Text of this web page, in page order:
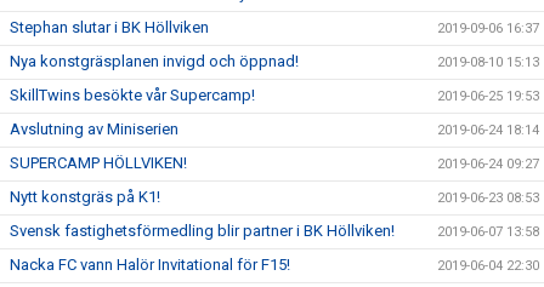
Stephan slutar i BK Höllviken 2019-09-06 16:37
Nya konstgräsplanen invigd och öppnad! 2019-08-10 15:13
SkillTwins besökte vår Supercamp! 2019-06-25 19:53
Avslutning av Miniserien 2019-06-24 18:14
SUPERCAMP HÖLLVIKEN! 2019-06-24 09:27
Nytt konstgräs på K1! 2019-06-23 08:53
Svensk fastighetsförmedling blir partner i BK Höllviken! 2019-06-07 13:58
Nacka FC vann Halör Invitational för F15! 2019-06-04 22:30